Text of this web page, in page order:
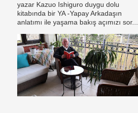
yazar Kazuo Ishiguro duygu dolu
kitabında bir YA -Yapay Arkadaşın
anlatımı ile yaşama bakış açımızı sor...